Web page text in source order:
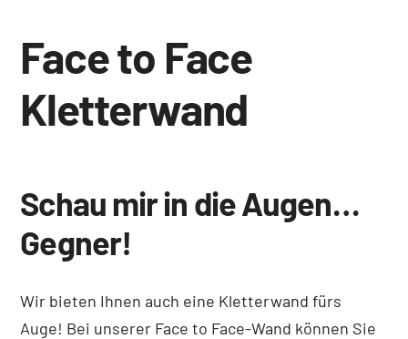
Face to Face
Kletterwand
Schau mir in die Augen…
Gegner!
Wir bieten Ihnen auch eine Kletterwand fürs
Auge! Bei unserer Face to Face-Wand können Sie